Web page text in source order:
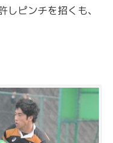
ピンチを招くも、